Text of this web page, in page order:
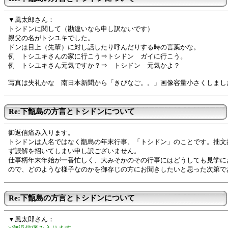
▼風太郎さん：
トシドンに関して（勘違いなら申し訳ないです）
親父の名がトシユキでした。
ドンは目上（先輩）に対し話したり呼んだりする時の言葉かな。
例 トシユキさんの家に行こう⇒トシドン ガイに行こう。
例 トシユキさん元気ですか？⇒ トシドン 元気かよ？
写真は失礼かな 南日本新聞から「きびなご。。」画像容量小さくしまし
Re:下甑島の方言とトシドンについて
御返信痛み入ります。
トシドンは人名ではなく甑島の年末行事、「トシドン」のことです。拙
ず誤解を招いてしまい申し訳ございません。
仕事柄年末年始が一番忙しく、大みそかのその行事にはどうしても見学
ので、どのような様子なのかを御存じの方にお聞きしたいと思った次第
Re:下甑島の方言とトシドンについて
▼風太郎さん：